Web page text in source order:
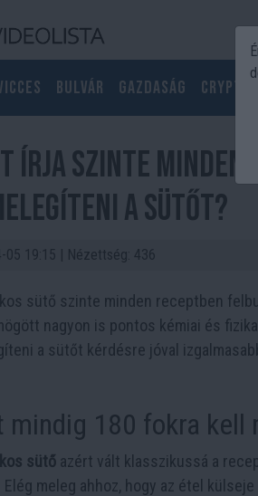
Bulvár Gazdaság Crypto
írja szinte minden
a sütőt?
05 19:15 | Nézettség: 436
sütő szinte minden receptben
nagyon is pontos kémiai és
a sütőt kérdésre jóval
mindig 180 fokra kell
sütő azért vált klasszikussá a
. Elég meleg ahhoz, hogy az étel